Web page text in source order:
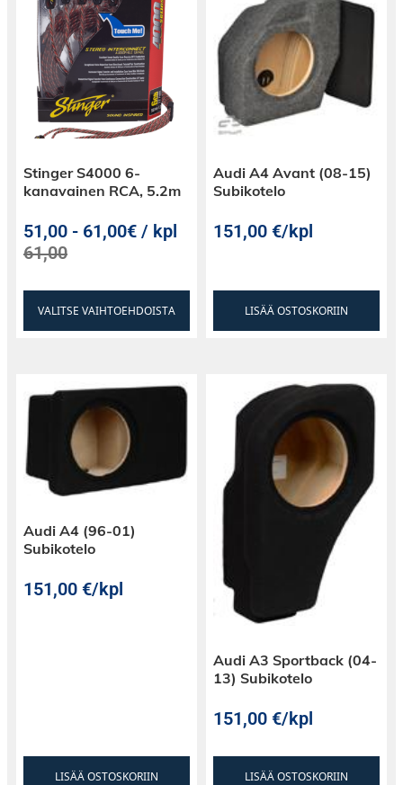
Stinger S4000 6-
kanavainen RCA, 5.2m
51,00 - 61,00€ / kpl
61,00
VALITSE VAIHTOEHDOISTA
Audi A4 Avant (08-15)
Subikotelo
151,00€/kpl
LISÄÄ OSTOSKORIIN
Audi A4 (96-01)
Subikotelo
151,00€/kpl
LISÄÄ OSTOSKORIIN
Audi A3 Sportback (04-
13) Subikotelo
151,00€/kpl
LISÄÄ OSTOSKORIIN